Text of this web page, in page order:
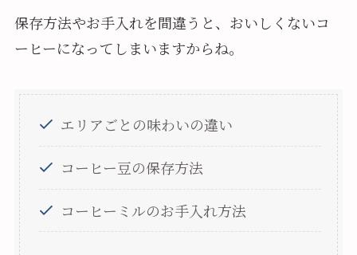
保存方法やお手入れを間違うと、おいしくないコ
ーヒーになってしまいますからね。
エリアごとの味わいの違い
コーヒー豆の保存方法
コーヒーミルのお手入れ方法